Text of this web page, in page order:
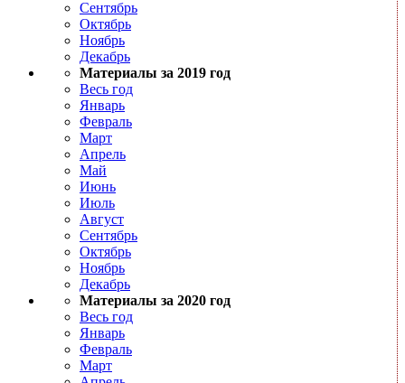
Сентябрь
Октябрь
Ноябрь
Декабрь
Материалы за 2019 год
Весь год
Январь
Февраль
Март
Апрель
Май
Июнь
Июль
Август
Сентябрь
Октябрь
Ноябрь
Декабрь
Материалы за 2020 год
Весь год
Январь
Февраль
Март